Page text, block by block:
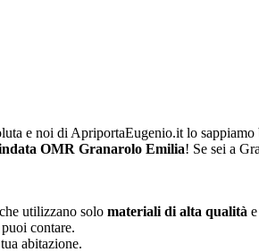
e noi di ApriportaEugenio.it lo sappiamo
OMR Granarolo Emilia! Se sei a
utilizzano solo materiali di alta qualità
contare.
abitazione.